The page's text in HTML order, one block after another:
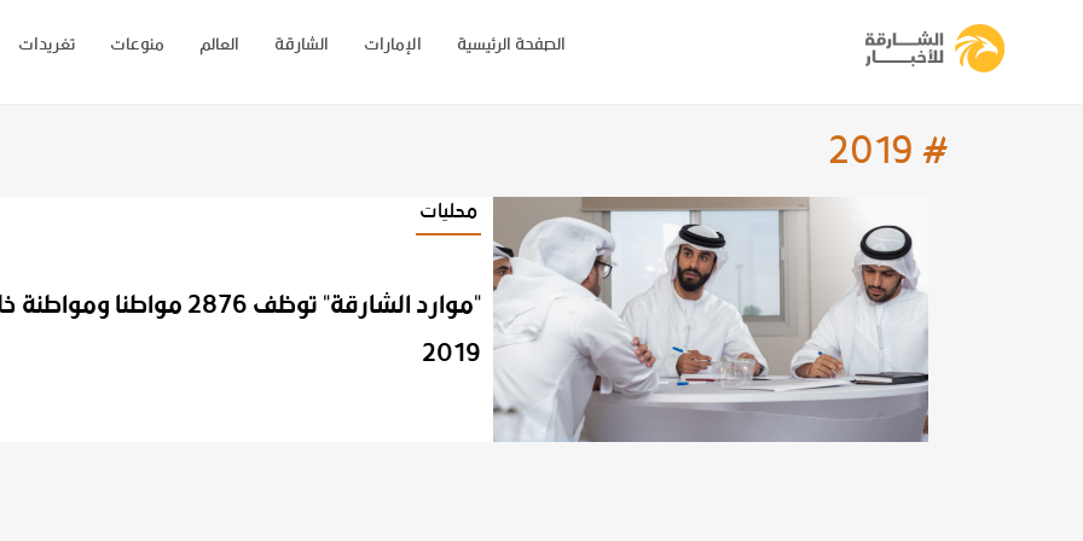
تغريدات منوعات العالم الشارقة الإمارات الصفحة الرئيسية
# 2019
محليات
"موارد الشارقة" توظف 2876 مواطنا ومواطنة خلال
2019